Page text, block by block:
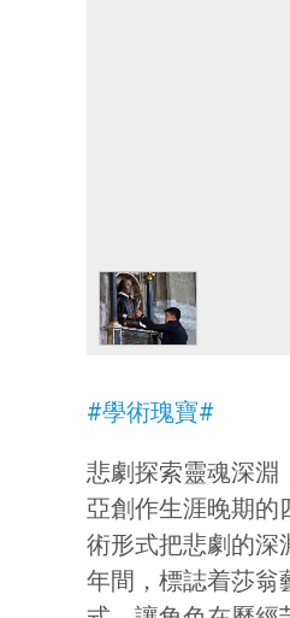
#學術瑰寶#
悲劇探索靈魂深淵
亞創作生涯晚期的
術形式把悲劇的深
年間，標誌着莎翁